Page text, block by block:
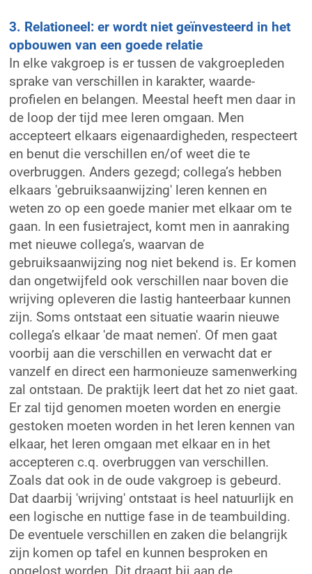
3. Relationeel: er wordt niet geïnvesteerd in het
opbouwen van een goede relatie
In elke vakgroep is er tussen de vakgroepleden
sprake van verschillen in karakter, waarde-
profielen en belangen. Meestal heeft men daar in
de loop der tijd mee leren omgaan. Men
accepteert elkaars eigenaardigheden, respecteert
en benut die verschillen en/of weet die te
overbruggen. Anders gezegd; collega’s hebben
elkaars 'gebruiksaanwijzing' leren kennen en
weten zo op een goede manier met elkaar om te
gaan. In een fusietraject, komt men in aanraking
met nieuwe collega’s, waarvan de
gebruiksaanwijzing nog niet bekend is. Er komen
dan ongetwijfeld ook verschillen naar boven die
wrijving opleveren die lastig hanteerbaar kunnen
zijn. Soms ontstaat een situatie waarin nieuwe
collega’s elkaar 'de maat nemen'. Of men gaat
voorbij aan die verschillen en verwacht dat er
vanzelf en direct een harmonieuze samenwerking
zal ontstaan. De praktijk leert dat het zo niet gaat.
Er zal tijd genomen moeten worden en energie
gestoken moeten worden in het leren kennen van
elkaar, het leren omgaan met elkaar en in het
accepteren c.q. overbruggen van verschillen.
Zoals dat ook in de oude vakgroep is gebeurd.
Dat daarbij 'wrijving' ontstaat is heel natuurlijk en
een logische en nuttige fase in de teambuilding.
De eventuele verschillen en zaken die belangrijk
zijn komen op tafel en kunnen besproken en
opgelost worden. Dit draagt bij aan de